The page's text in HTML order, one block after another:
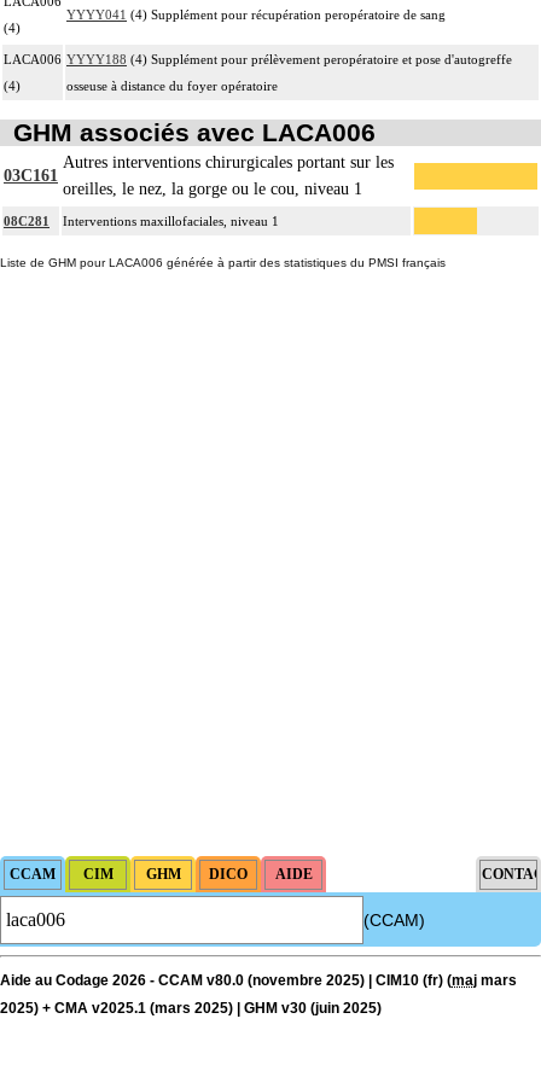
(4)
YYYY041 (4) Supplément pour récupération peropératoire de sang
LACA006
(4)
YYYY188 (4) Supplément pour prélèvement peropératoire et pose d'autogreffe
osseuse à distance du foyer opératoire
GHM associés avec LACA006
03C161
Autres interventions chirurgicales portant sur les
oreilles, le nez, la gorge ou le cou, niveau 1
08C281 Interventions maxillofaciales, niveau 1
Liste de GHM pour LACA006 générée à partir des statistiques du PMSI français
(CCAM)
Aide au Codage 2026 - CCAM v80.0 (novembre 2025) | CIM10 (fr) (maj mars
2025) + CMA v2025.1 (mars 2025) | GHM v30 (juin 2025)